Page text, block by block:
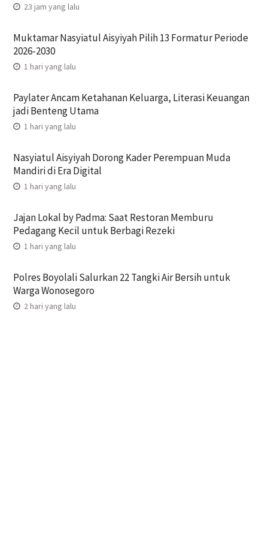
23 jam yang lalu
Muktamar Nasyiatul Aisyiyah Pilih 13 Formatur Periode
2026-2030
1 hari yang lalu
Paylater Ancam Ketahanan Keluarga, Literasi Keuangan
jadi Benteng Utama
1 hari yang lalu
Nasyiatul Aisyiyah Dorong Kader Perempuan Muda
Mandiri di Era Digital
1 hari yang lalu
Jajan Lokal by Padma: Saat Restoran Memburu
Pedagang Kecil untuk Berbagi Rezeki
1 hari yang lalu
Polres Boyolali Salurkan 22 Tangki Air Bersih untuk
Warga Wonosegoro
2 hari yang lalu